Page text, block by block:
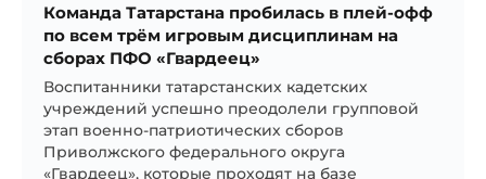
Команда Татарстана пробилась в плей-офф
по всем трём игровым дисциплинам на
сборах ПФО «Гвардеец»
Воспитанники татарстанских кадетских
учреждений успешно преодолели групповой
этап военно-патриотических сборов
Приволжского федерального округа
«Гвардеец», которые проходят на базе